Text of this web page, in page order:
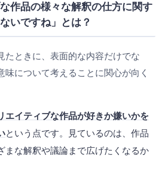
な作品の様々な解釈の仕方に関す
いですね」とは？
たときに、表面的な内容だけでな
味について考えることに関心が向く
エイティブな作品が好きか嫌いかを
という点です。見ているのは、作品
まな解釈や議論まで広げたくなるか